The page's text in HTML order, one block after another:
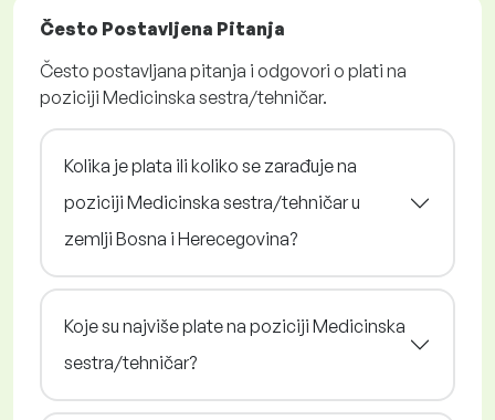
Često Postavljena Pitanja
Često postavljana pitanja i odgovori o plati na
poziciji Medicinska sestra/tehničar.
Kolika je plata ili koliko se zarađuje na
poziciji Medicinska sestra/tehničar u
zemlji Bosna i Herecegovina?
Koje su najviše plate na poziciji Medicinska
sestra/tehničar?